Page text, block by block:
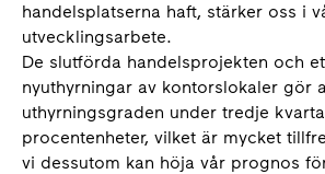
handelsplatserna haft, stärker oss i
utvecklingsarbete.
De slutförda handelsprojekten och
nyuthyrningar av kontorslokaler gör
uthyrningsgraden under tredje
procentenheter, vilket är mycket
vi dessutom kan höja vår prognos